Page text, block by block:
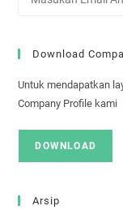
Download
Untuk mendapatkan
Company Profile kami
DOWNLOAD
Arsip